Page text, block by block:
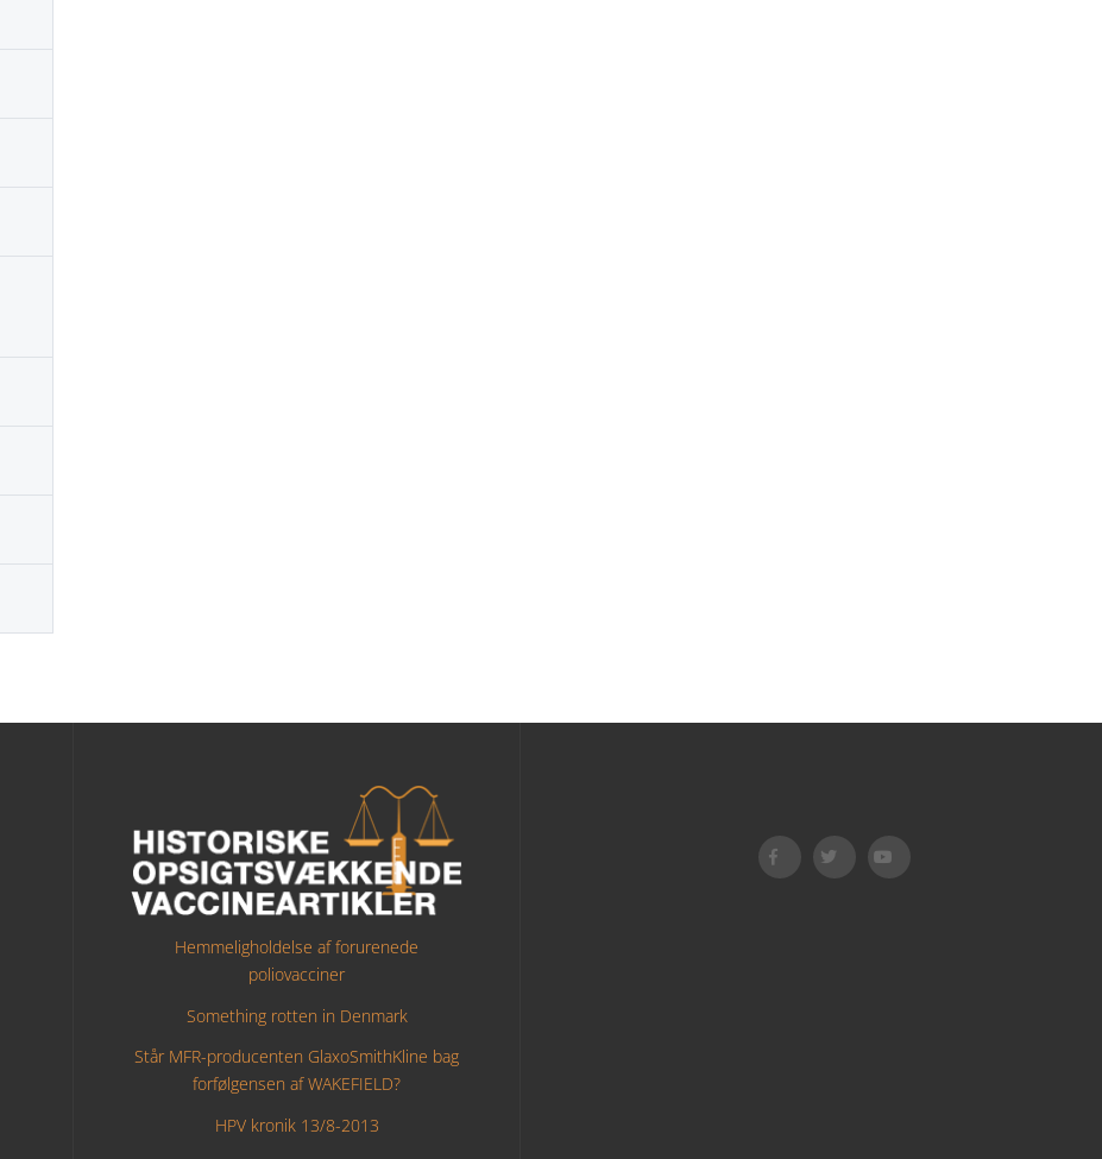
Hemmeligholdelse af forurenede
poliovacciner
Something rotten in Denmark
Står MFR-producenten GlaxoSmithKline bag
forfølgensen af WAKEFIELD?
HPV kronik 13/8-2013